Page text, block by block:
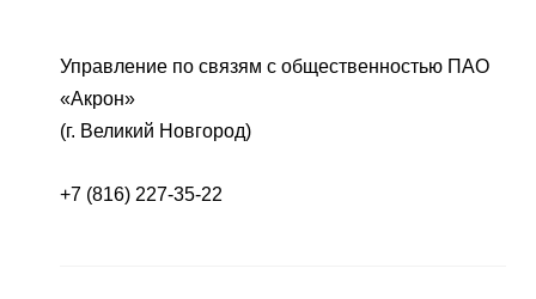
Управление по связям с общественностью ПАО
«Акрон»
(г. Великий Новгород)
+7 (816) 227-35-22